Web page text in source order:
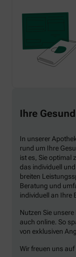
Ihre
In unserer
rund um Ihre
ist es, Sie optimal
das individuell
breiten
Beratung und
individuell an Ihre
Nutzen Sie
auch online. So
von exklusiven
Wir freuen uns